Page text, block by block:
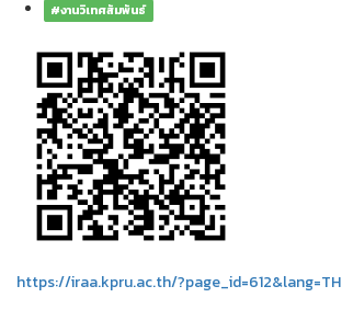
#งานวิเทศสัมพันธ์
https://iraa.kpru.ac.th/?page_id=612&lang=TH